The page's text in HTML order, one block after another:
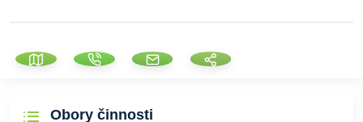
Obory činnosti